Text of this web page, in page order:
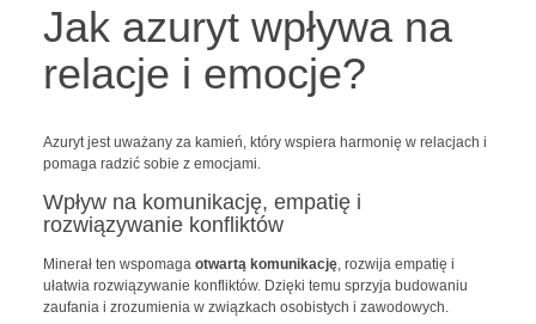
Jak azuryt wpływa na
relacje i emocje?
Azuryt jest uważany za kamień, który wspiera harmonię w relacjach i
pomaga radzić sobie z emocjami.
Wpływ na komunikację, empatię i
rozwiązywanie konfliktów
Minerał ten wspomaga otwartą komunikację, rozwija empatię i
ułatwia rozwiązywanie konfliktów. Dzięki temu sprzyja budowaniu
zaufania i zrozumienia w związkach osobistych i zawodowych.